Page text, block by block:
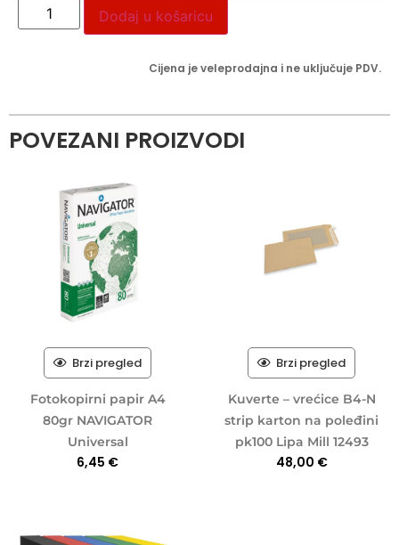
Dodaj u košaricu
Cijena je veleprodajna i ne uključuje PDV.
POVEZANI PROIZVODI
Brzi pregled
Fotokopirni papir A4
80gr NAVIGATOR
Universal
6,45 €
Brzi pregled
Kuverte – vrećice B4-N
strip karton na poleđini
pk100 Lipa Mill 12493
48,00 €